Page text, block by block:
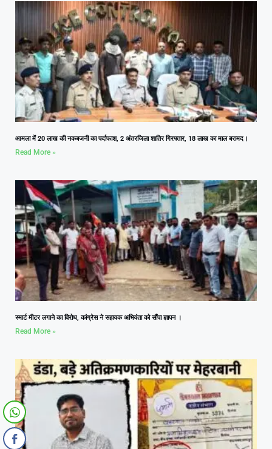
आमला में 20 लाख की नकबजनी का पर्दाफाश, 2 अंतरजिला शातिर गिरफ्तार, 18 लाख का माल बरामद।
Read More »
स्मार्ट मीटर लगाने का विरोध, कांग्रेस ने सहायक अभियंता को सौंपा ज्ञापन ।
Read More »